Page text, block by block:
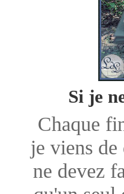
Si je
Chaque
je viens
ne devez